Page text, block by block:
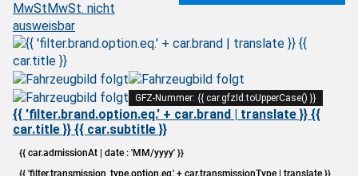
MwStMwSt. nicht
ausweisbar
GFZ-Nummer: {{ car.gfzId.toUpperCase() }}
{{ 'filter.brand.option.eq.' + car.brand | translate }} {{
car.title }} {{ car.subtitle }}
{{ car.admissionAt | date : 'MM/yyyy' }}
{{ 'filter.transmission_type.option.eq.' + car.transmissionType | translate }}